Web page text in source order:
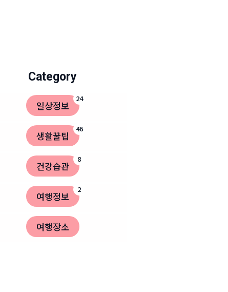
Category
일상정보
24
생활꿀팁
46
건강습관
8
여행정보
2
여행장소